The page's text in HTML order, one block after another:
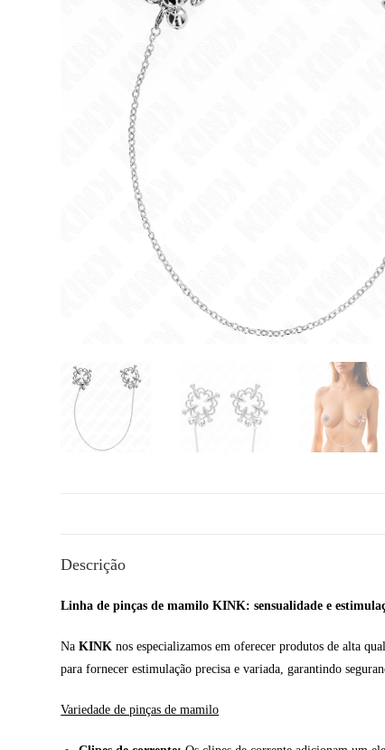
Descrição
Linha de pinças de mamilo KINK: sensualidade e
NaKINK nos especializamos em oferecer produtos de alta
para fornecer estimulação precisa e variada, garantindo
Variedade de pinças de mamilo